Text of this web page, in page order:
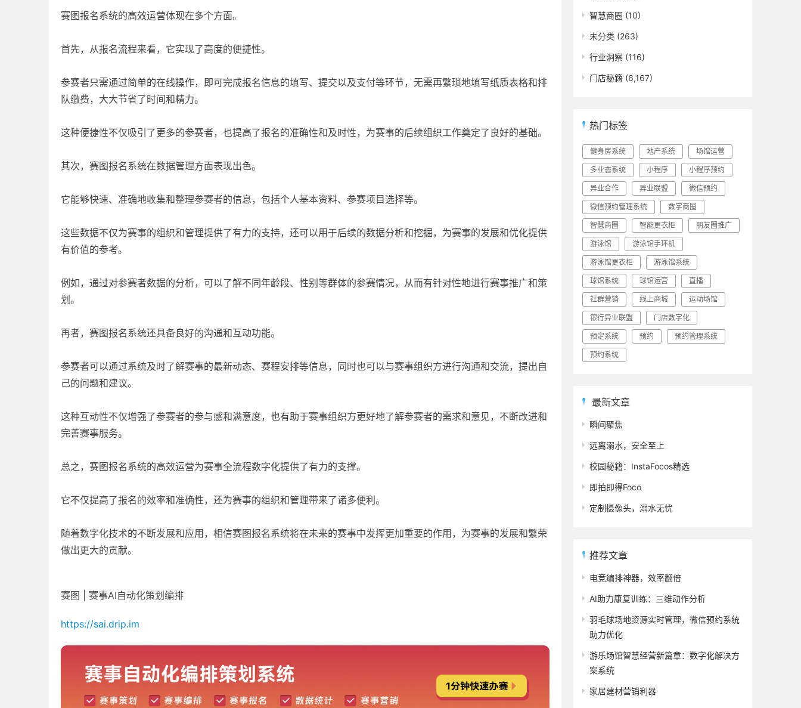
赛图报名系统的高效运营体现在多个方面。
首先，从报名流程来看，它实现了高度的便捷性。
参赛者只需通过简单的在线操作，即可完成报名信息的填写、提交以及支付等环节，无需再繁琐地填写纸质表格和排
队缴费，大大节省了时间和精力。
这种便捷性不仅吸引了更多的参赛者，也提高了报名的准确性和及时性，为赛事的后续组织工作奠定了良好的基础。
其次，赛图报名系统在数据管理方面表现出色。
它能够快速、准确地收集和整理参赛者的信息，包括个人基本资料、参赛项目选择等。
这些数据不仅为赛事的组织和管理提供了有力的支持，还可以用于后续的数据分析和挖掘，为赛事的发展和优化提供
有价值的参考。
例如，通过对参赛者数据的分析，可以了解不同年龄段、性别等群体的参赛情况，从而有针对性地进行赛事推广和策
划。
再者，赛图报名系统还具备良好的沟通和互动功能。
参赛者可以通过系统及时了解赛事的最新动态、赛程安排等信息，同时也可以与赛事组织方进行沟通和交流，提出自
己的问题和建议。
这种互动性不仅增强了参赛者的参与感和满意度，也有助于赛事组织方更好地了解参赛者的需求和意见，不断改进和
完善赛事服务。
总之，赛图报名系统的高效运营为赛事全流程数字化提供了有力的支撑。
它不仅提高了报名的效率和准确性，还为赛事的组织和管理带来了诸多便利。
随着数字化技术的不断发展和应用，相信赛图报名系统将在未来的赛事中发挥更加重要的作用，为赛事的发展和繁荣
做出更大的贡献。
赛图 | 赛事AI自动化策划编排
https://sai.drip.im
智慧商圈 (10)
未分类 (263)
行业洞察 (116)
门店秘籍 (6,167)
热门标签
健身房系统 地产系统 场馆运营
多业态系统 小程序 小程序预约
异业合作 异业联盟 微信预约
微信预约管理系统 数字商圈
智慧商圈 智能更衣柜 朋友圈推广
游泳馆 游泳馆手环机
游泳馆更衣柜 游泳馆系统
球馆系统 球馆运营 直播
社群营销 线上商城 运动场馆
银行异业联盟 门店数字化
预定系统 预约 预约管理系统
预约系统
最新文章
瞬间聚焦
远离溺水，安全至上
校园秘籍：InstaFocos精选
即拍即得Foco
定制摄像头，溺水无忧
推荐文章
电竞编排神器，效率翻倍
AI助力康复训练：三维动作分析
羽毛球场地资源实时管理，微信预约系统
助力优化
游乐场馆智慧经营新篇章：数字化解决方
案系统
家居建材营销利器